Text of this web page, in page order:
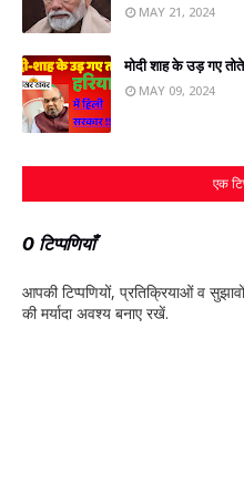
MAY 21, 2024
मोदी शाह के उड़ गए
MAY 09, 2024
एक
0 टिप्पणियाँ
आपकी टिप्‍पणियों, प्रतिक्रियाओं व
की मर्यादा अवश्‍य बनाए रखें.